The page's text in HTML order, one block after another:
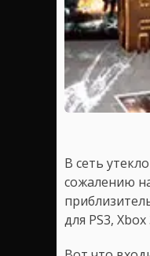
В сеть
сожалению
для PS3,